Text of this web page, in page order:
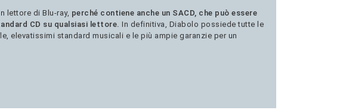
lettore di Blu-ray, perché contiene anche un SACD, che può essere
CD su qualsiasi lettore. In definitiva, Diabolo possiede tutte le
elevatissimi standard musicali e le più ampie garanzie per un